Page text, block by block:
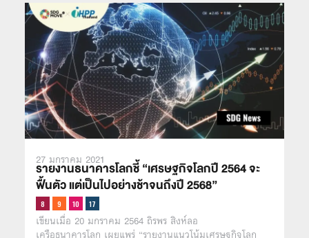
27 มกราคม 2021
รายงานธนาคารโลกชี้ “เศรษฐกิจโลกปี 2564 จะ
ฟื้นตัว แต่เป็นไปอย่างช้าจนถึงปี 2568”
เขียนเมื่อ 20 มกราคม 2564 ถิรพร สิงห์ลอ
เครือธนาคารโลก เผยแพร่ “รายงานแนวโน้มเศรษฐกิจโลก